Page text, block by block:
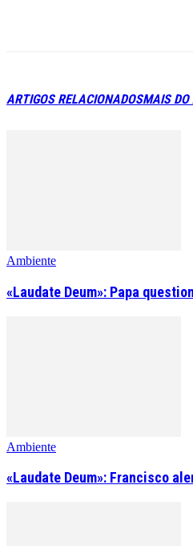
ARTIGOS RELACIONADOSMAIS DO
Ambiente
«Laudate Deum»: Papa
Ambiente
«Laudate Deum»: Francisco